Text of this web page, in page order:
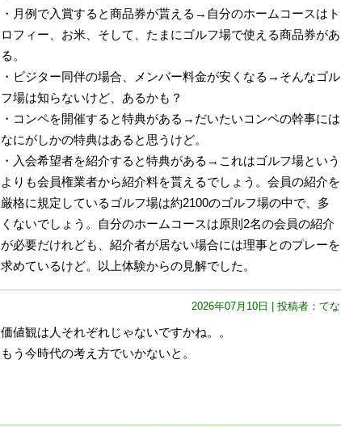
・月例で入賞すると商品券が貰える→自分のホームコースはト
ロフィー、お米、そして、たまにゴルフ場で使える商品券があ
る。
・ビジター同伴の場合、メンバー料金が安くなる→そんなゴル
フ場は知らないけど、あるかも？
・コンペを開催すると特典がある→だいたいコンペの幹事には
なにがしかの特典はあると思うけど。
・入会希望者を紹介すると特典がある→これはゴルフ場という
よりも会員権業者から紹介料を貰えるでしょう。会員の紹介を
厳格に規定しているゴルフ場は約2100のゴルフ場の中で、多
くないでしょう。自分のホームコースは原則2名の会員の紹介
が必要だけれども、紹介者が居ない場合には理事とのプレーを
求めているけど。以上体験からの見解でした。
2026年07月10日 | 投稿者：てな
価値観は人それぞれじゃないですかね。。
もう今時代の考え方でいかないと。